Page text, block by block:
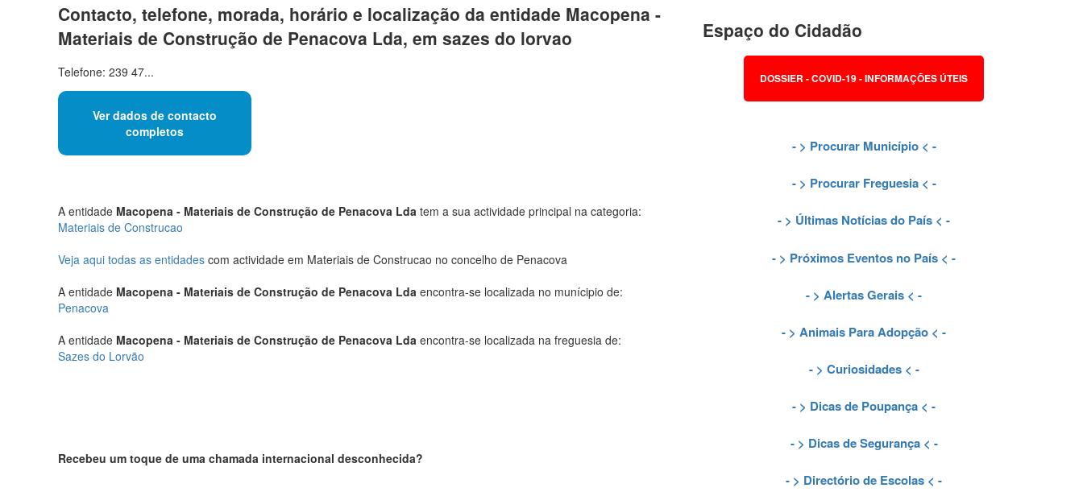
Contacto, telefone, morada, horário e localização da entidade Macopena -
Materiais de Construção de Penacova Lda, em sazes do lorvao
Telefone: 239 47...
Ver dados de contacto
completos
A entidade Macopena - Materiais de Construção de Penacova Lda tem a sua actividade principal na categoria:
Materiais de Construcao
Veja aqui todas as entidades com actividade em Materiais de Construcao no concelho de Penacova
A entidade Macopena - Materiais de Construção de Penacova Lda encontra-se localizada no munícipio de:
Penacova
A entidade Macopena - Materiais de Construção de Penacova Lda encontra-se localizada na freguesia de:
Sazes do Lorvão
Recebeu um toque de uma chamada internacional desconhecida?
Espaço do Cidadão
DOSSIER - COVID-19 - INFORMAÇÕES ÚTEIS
- > Procurar Município< -
- > Procurar Freguesia< -
- > Últimas Notícias do País < -
- > Próximos Eventos no País < -
- > Alertas Gerais < -
- > Animais Para Adopção < -
- > Curiosidades< -
- > Dicas de Poupança < -
- > Dicas de Segurança< -
- > Directório de Escolas < -